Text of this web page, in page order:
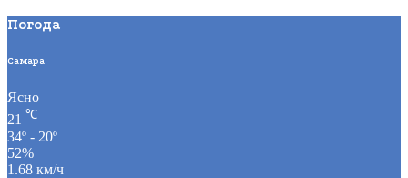
Погода
Самара
Ясно
21 ℃
34º - 20º
52%
1.68 км/ч